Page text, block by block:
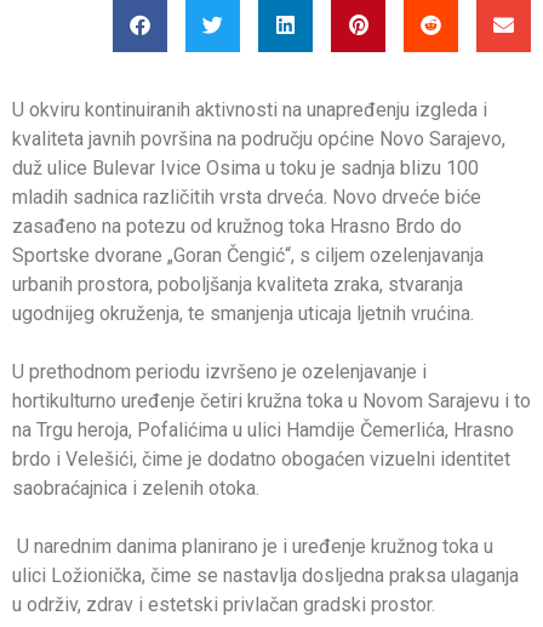
U okviru kontinuiranih aktivnosti na unapređenju izgleda i
kvaliteta javnih površina na području općine Novo Sarajevo,
duž ulice Bulevar Ivice Osima u toku je sadnja blizu 100
mladih sadnica različitih vrsta drveća. Novo drveće biće
zasađeno na potezu od kružnog toka Hrasno Brdo do
Sportske dvorane „Goran Čengić“, s ciljem ozelenjavanja
urbanih prostora, poboljšanja kvaliteta zraka, stvaranja
ugodnijeg okruženja, te smanjenja uticaja ljetnih vrućina.
U prethodnom periodu izvršeno je ozelenjavanje i
hortikulturno uređenje četiri kružna toka u Novom Sarajevu i to
na Trgu heroja, Pofalićima u ulici Hamdije Čemerlića, Hrasno
brdo i Velešići, čime je dodatno obogaćen vizuelni identitet
saobraćajnica i zelenih otoka.
U narednim danima planirano je i uređenje kružnog toka u
ulici Ložionička, čime se nastavlja dosljedna praksa ulaganja
u održiv, zdrav i estetski privlačan gradski prostor.